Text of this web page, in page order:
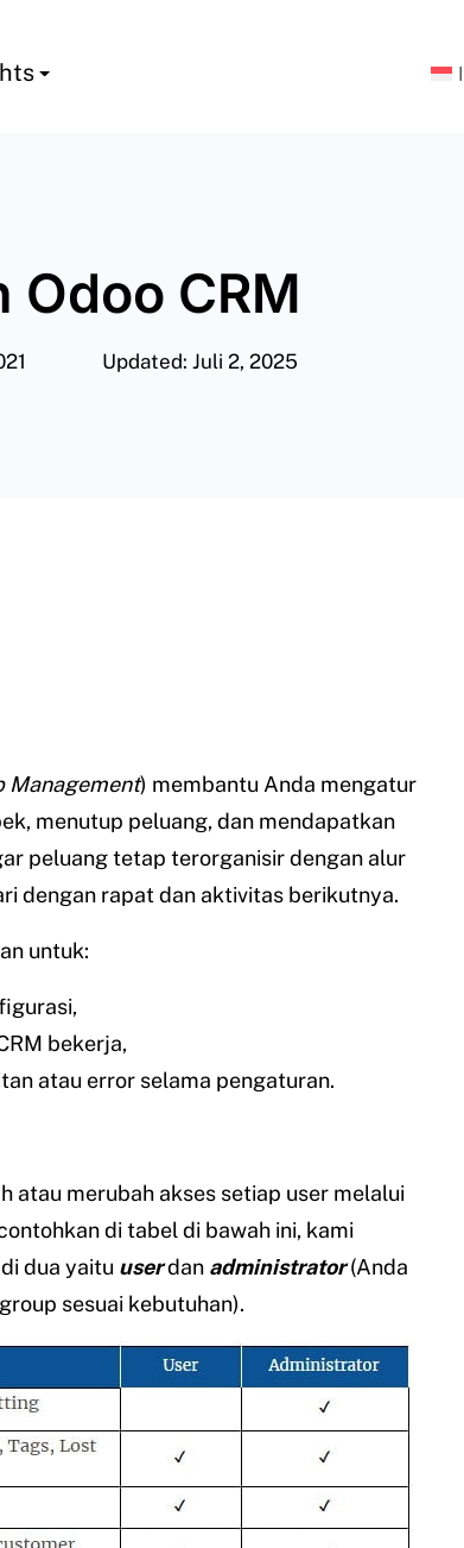
Odoo CRM
Updated: Juli 2, 2025
Management) membantu Anda mengatur
menutup peluang, dan mendapatkan
peluang tetap terorganisir dengan alur
dengan rapat dan aktivitas berikutnya.
untuk:
bekerja,
atau error selama pengaturan.
atau merubah akses setiap user melalui
di tabel di bawah ini, kami
dua yaitu userdan administrator(Anda
sesuai kebutuhan).